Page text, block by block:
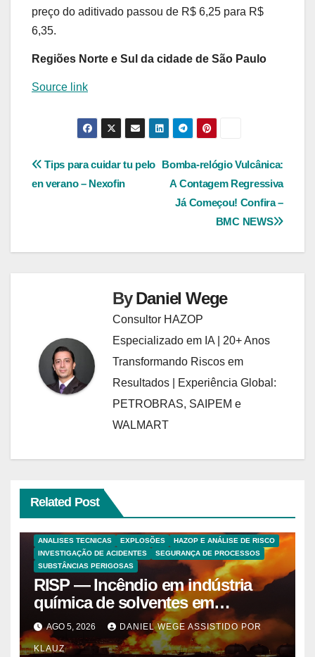
preço do aditivado passou de R$ 6,25 para R$
6,35.
Regiões Norte e Sul da cidade de São Paulo
Source link
Navegação
Bomba-relógio Vulcânica:
A Contagem Regressiva
Já Começou! Confira –
BMC NEWS
Tips para cuidar tu pelo
en verano – Nexofin
ByDaniel Wege
Consultor HAZOP
Especializado em IA | 20+ Anos
Transformando Riscos em
Resultados | Experiência Global:
PETROBRAS, SAIPEM e
WALMART
Related Post
ANALISES TECNICAS EXPLOSÕES
HAZOP E ANÁLISE DE RISCO
INVESTIGAÇÃO DE ACIDENTES
SEGURANÇA DE PROCESSOS
SUBSTÂNCIAS PERIGOSAS
RISP — Incêndio em indústria
química de solventes em
Itaquaquecetuba/SP
(UNIQUIMA/Quema)
AGO 5, 2026 DANIEL WEGE ASSISTIDO POR
KLAUZ